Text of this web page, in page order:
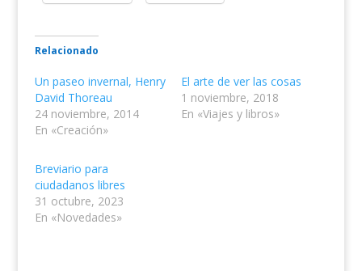
Relacionado
Un paseo invernal, Henry
David Thoreau
24 noviembre, 2014
En «Creación»
El arte de ver las cosas
1 noviembre, 2018
En «Viajes y libros»
Breviario para
ciudadanos libres
31 octubre, 2023
En «Novedades»